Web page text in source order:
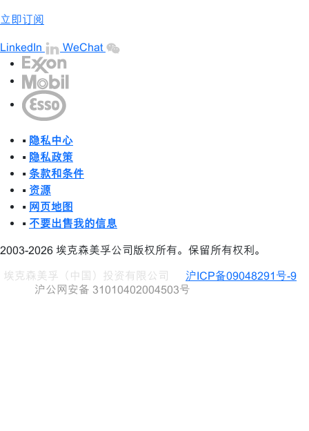
立即订阅
LinkedIn WeChat
• 隐私中心
• 隐私政策
• 条款和条件
• 资源
• 网页地图
• 不要出售我的信息
2003-2026 埃克森美孚公司版权所有。保留所有权利。
埃克森美孚（中国）投资有限公司
沪ICP备09048291号-9
沪公网安备 31010402004503号